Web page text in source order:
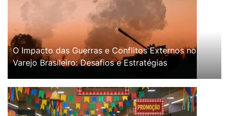
O Impacto das Guerras e Conflitos Externos no
Varejo Brasileiro: Desafios e Estratégias